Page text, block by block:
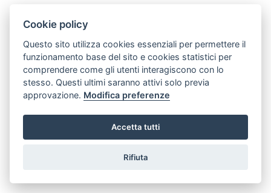
Cookie policy
Questo sito utilizza cookies essenziali per permettere il
funzionamento base del sito e cookies statistici per
comprendere come gli utenti interagiscono con lo
stesso. Questi ultimi saranno attivi solo previa
approvazione. Modifica preferenze
Accetta tutti
Rifiuta